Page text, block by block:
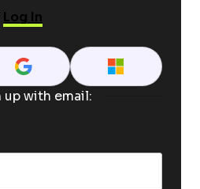
Log In
up with email: